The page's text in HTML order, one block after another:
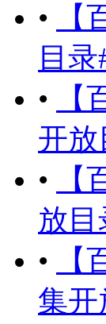
•
目录
•
开放
•
放目
•
集开